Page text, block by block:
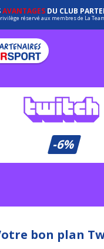
AVANTAGESDU CLUB
réservé aux membres de La Team
-6%
bon plan